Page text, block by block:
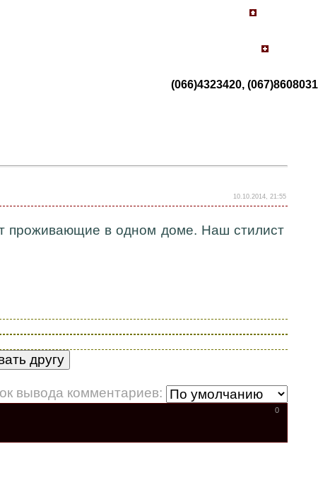
(066)4323420, (067)8608031
10.10.2014, 21:55
проживающие в одном доме. Наш стилист
вывода комментариев:
0